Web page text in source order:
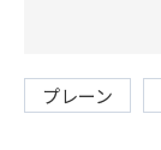
プレーン